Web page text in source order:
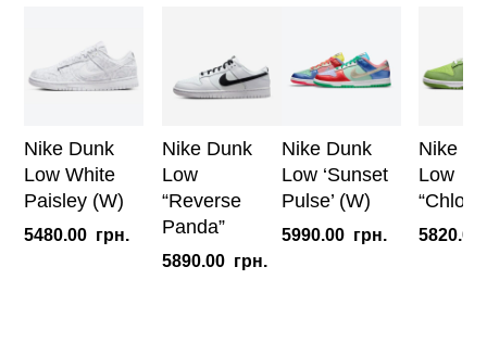
Nike Dunk
Low White
Paisley (W)
5480.00 грн.
Nike Dunk
Low
“Reverse
Panda”
5890.00 грн.
Nike Dunk
Low ‘Sunset
Pulse’ (W)
5990.00 грн.
Nike
Low
5820.00